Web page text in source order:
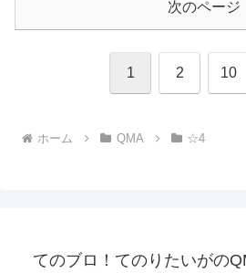
次のページ
1 2 10
ホーム QMA ☆4
てのブロ！てのりたいがの